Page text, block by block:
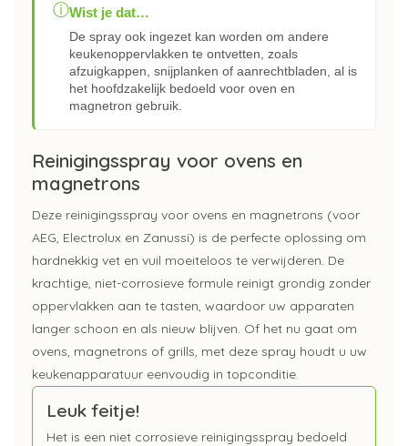
ⓘWist je dat…
De spray ook ingezet kan worden om andere
keukenoppervlakken te ontvetten, zoals
afzuigkappen, snijplanken of aanrechtbladen, al is
het hoofdzakelijk bedoeld voor oven en
magnetron gebruik.
Reinigingsspray voor ovens en
magnetrons
Deze reinigingsspray voor ovens en magnetrons (voor
AEG, Electrolux en Zanussi) is de perfecte oplossing om
hardnekkig vet en vuil moeiteloos te verwijderen. De
krachtige, niet-corrosieve formule reinigt grondig zonder
oppervlakken aan te tasten, waardoor uw apparaten
langer schoon en als nieuw blijven. Of het nu gaat om
ovens, magnetrons of grills, met deze spray houdt u uw
keukenapparatuur eenvoudig in topconditie.
Leuk feitje!
Het is een niet corrosieve reinigingsspray bedoeld